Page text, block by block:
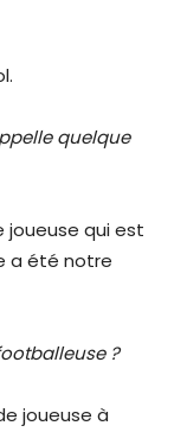
quelque
joueuse qui est
a été notre
?
joueuse à